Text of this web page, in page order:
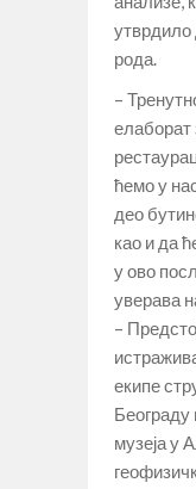
утврдило
рода.
–
елаборат
ћемо у
део
као и да
у ово
уверава
–
екипе
Београду
музеја у